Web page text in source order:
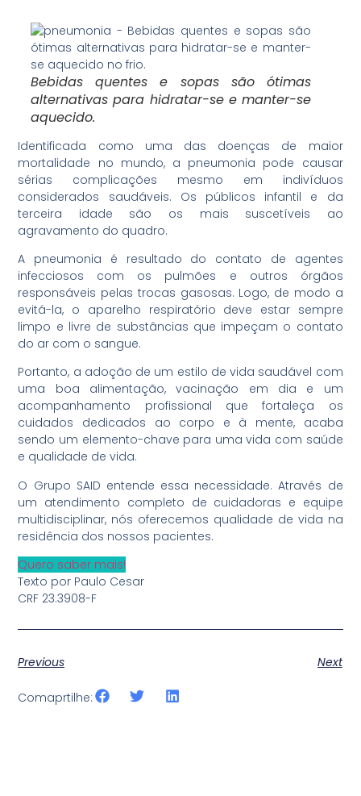
Bebidas quentes e sopas são ótimas
alternativas para hidratar-se e manter-se
aquecido.
Identificada como uma das doenças de maior
mortalidade no mundo, a pneumonia pode causar
sérias complicações mesmo em indivíduos
considerados saudáveis. Os públicos infantil e da
terceira idade são os mais suscetíveis ao
agravamento do quadro.
A pneumonia é resultado do contato de agentes
infecciosos com os pulmões e outros órgãos
responsáveis pelas trocas gasosas. Logo, de modo a
evitá-la, o aparelho respiratório deve estar sempre
limpo e livre de substâncias que impeçam o contato
do ar com o sangue.
Portanto, a adoção de um estilo de vida saudável com
uma boa alimentação, vacinação em dia e um
acompanhamento profissional que fortaleça os
cuidados dedicados ao corpo e à mente, acaba
sendo um elemento-chave para uma vida com saúde
e qualidade de vida.
O Grupo SAID entende essa necessidade. Através de
um atendimento completo de cuidadoras e equipe
multidisciplinar, nós oferecemos qualidade de vida na
residência dos nossos pacientes.
Quero saber mais!
Texto por Paulo Cesar
CRF 23.3908-F
Previous Next
Comaprtilhe: